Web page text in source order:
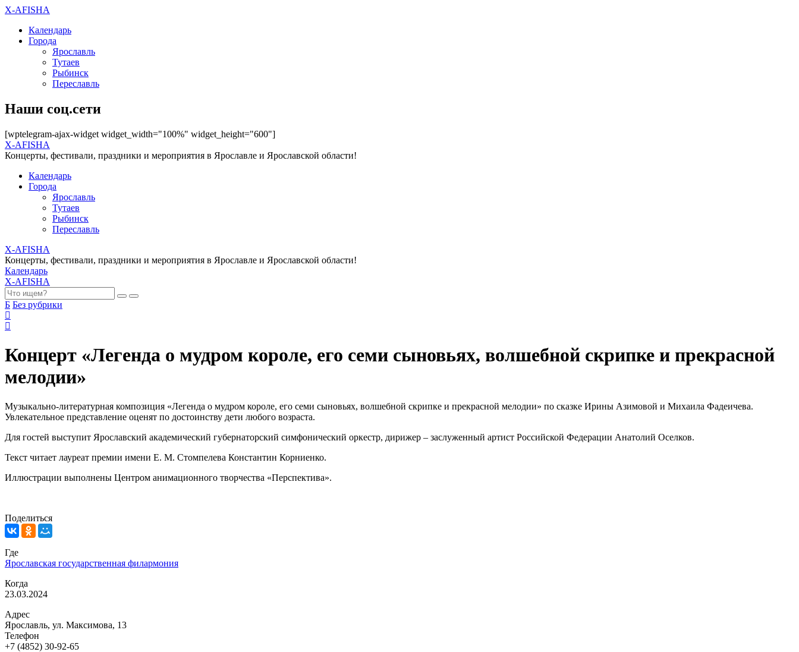
X-AFISHA
Календарь
Города
Ярославль
Тутаев
Рыбинск
Переславль
Наши соц.сети
[wptelegram-ajax-widget widget_width="100%" widget_height="600"]
X-AFISHA
Концерты, фестивали, праздники и мероприятия в Ярославле и Ярославской области!
Календарь
Города
Ярославль
Тутаев
Рыбинск
Переславль
X-AFISHA
Концерты, фестивали, праздники и мероприятия в Ярославле и Ярославской области!
Календарь
X-AFISHA
Б Без рубрики
Концерт «Легенда о мудром короле, его семи сыновьях, волшебной скрипке и прекрасной
мелодии»
Музыкально-литературная композиция «Легенда о мудром короле, его семи сыновьях, волшебной скрипке и прекрасной мелодии» по сказке Ирины Азимовой и Михаила Фадеичева.
Увлекательное представление оценят по достоинству дети любого возраста.
Для гостей выступит Ярославский академический губернаторский симфонический оркестр, дирижер – заслуженный артист Российской Федерации Анатолий Оселков.
Текст читает лауреат премии имени Е. М. Стомпелева Константин Корниенко.
Иллюстрации выполнены Центром анимационного творчества «Перспектива».
Поделиться
Где
Ярославская государственная филармония
Когда
23.03.2024
Адрес
Ярославль, ул. Максимова, 13
Телефон
+7 (4852) 30-92-65